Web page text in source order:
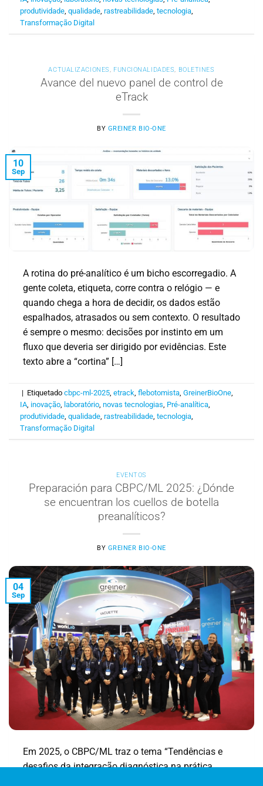
produtividade,qualidade,rastreabilidade,tecnologia,
Transformação Digital
ACTUALIZACIONES, FUNCIONALIDADES, BOLETINES
Avance del nuevo panel de control de
eTrack
BY GREINER BIO-ONE
10
Sep
A rotina do pré-analítico é um bicho escorregadio. A
gente coleta, etiqueta, corre contra o relógio — e
quando chega a hora de decidir, os dados estão
espalhados, atrasados ou sem contexto. O resultado
é sempre o mesmo: decisões por instinto em um
fluxo que deveria ser dirigido por evidências. Este
texto abre a “cortina” […]
| Etiquetadocbpc-ml-2025,etrack,flebotomista,GreinerBioOne,
IA, inovação, laboratório,novas tecnologias, Pré-analítica,
produtividade,qualidade,rastreabilidade,tecnologia,
Transformação Digital
EVENTOS
Preparación para CBPC/ML 2025: ¿Dónde
se encuentran los cuellos de botella
preanalíticos?
BY GREINER BIO-ONE
04
Sep
Em 2025, o CBPC/ML traz o tema “Tendências e
desafios da integração diagnóstica na prática